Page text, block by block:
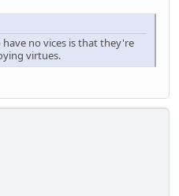
no vices is that they're
virtues.